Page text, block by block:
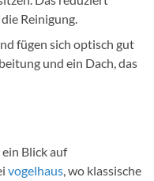
Reinigung.
fügen sich optisch gut
und ein Dach, das
Blick auf
vogelhaus, wo klassische